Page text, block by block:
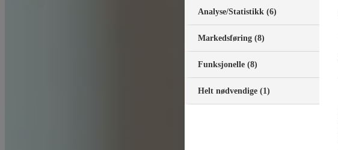
Analyse/Statistikk (6)
Markedsføring (8)
Funksjonelle (8)
Helt nødvendige (1)